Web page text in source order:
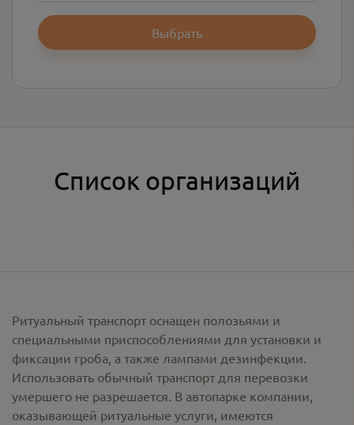
Выбрать
Список организаций
Ритуальный транспорт оснащен полозьями и
специальными приспособлениями для установки и
фиксации гроба, а также лампами дезинфекции.
Использовать обычный транспорт для перевозки
умершего не разрешается. В автопарке компании,
оказывающей ритуальные услуги, имеются